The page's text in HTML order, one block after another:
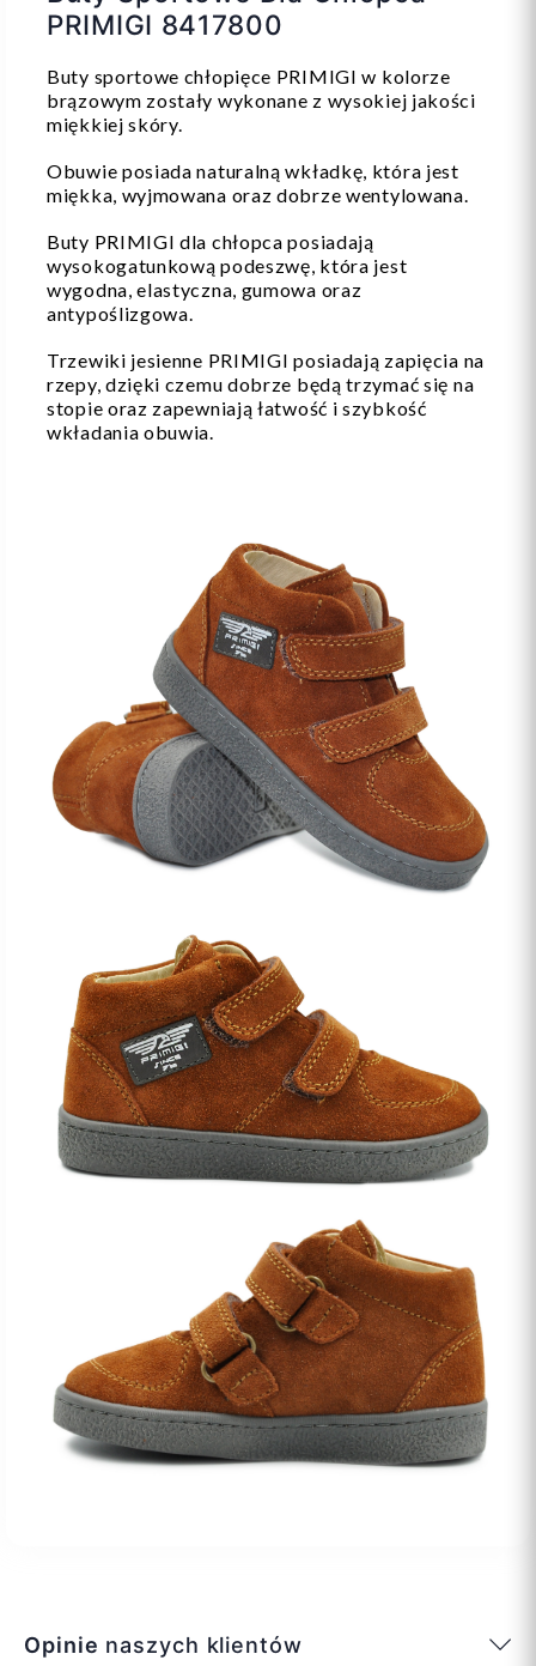
PRIMIGI 8417800
Buty sportowe chłopięce PRIMIGI w kolorze
brązowym zostały wykonane z wysokiej jakości
miękkiej skóry.
Obuwie posiada naturalną wkładkę, która jest
miękka, wyjmowana oraz dobrze wentylowana.
Buty PRIMIGI dla chłopca posiadają
wysokogatunkową podeszwę, która jest
wygodna, elastyczna, gumowa oraz
antypoślizgowa.
Trzewiki jesienne PRIMIGI posiadają zapięcia na
rzepy, dzięki czemu dobrze będą trzymać się na
stopie oraz zapewniają łatwość i szybkość
wkładania obuwia.
Opinie naszych klientów